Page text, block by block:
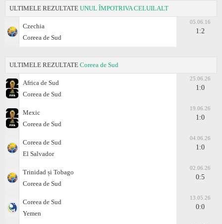
ULTIMELE REZULTATE UNUL ÎMPOTRIVA CELUILALT
Czechia
Coreea de Sud
05.06.16
1:2
ULTIMELE REZULTATE Coreea de Sud
Africa de Sud
Coreea de Sud
25.06.26
1:0
Mexic
Coreea de Sud
19.06.26
1:0
Coreea de Sud
El Salvador
04.06.26
1:0
Trinidad și Tobago
Coreea de Sud
02.06.26
0:5
Coreea de Sud
Yemen
13.05.26
0:0